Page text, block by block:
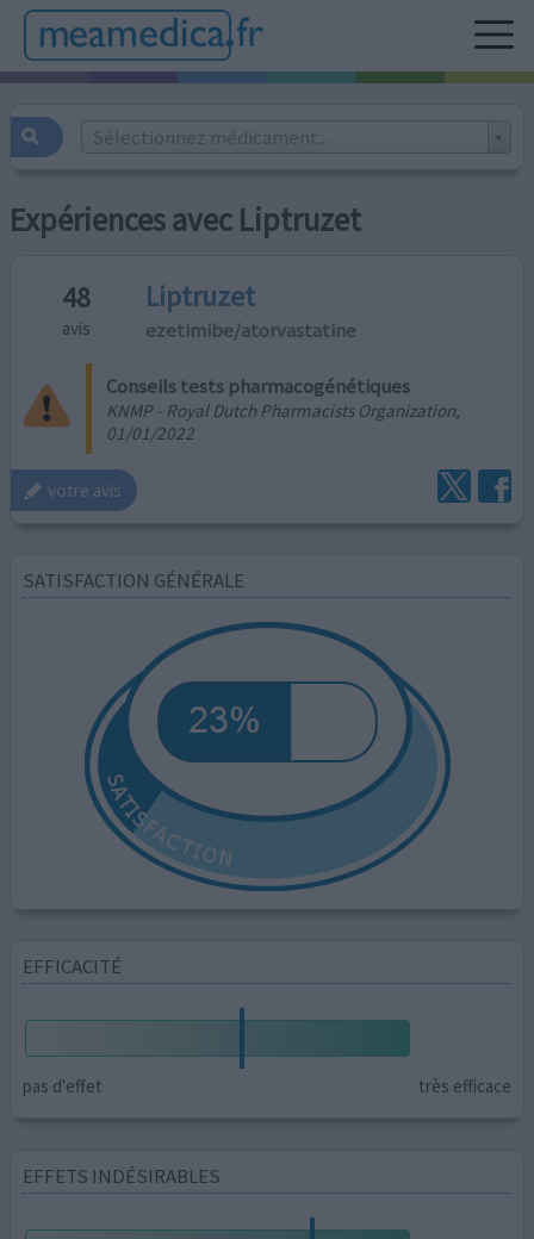
Sélectionnez médicament...
Expériences avec Liptruzet
48
avis
Liptruzet
ezetimibe/atorvastatine
Conseils tests pharmacogénétiques
KNMP - Royal Dutch Pharmacists Organization,
01/01/2022
votre avis
SATISFACTION GÉNÉRALE
EFFICACITÉ
pas d'effet très efficace
EFFETS INDÉSIRABLES